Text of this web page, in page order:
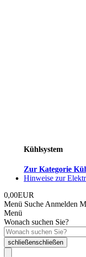
Kühlsystem
Zur Kategorie
Hinweise zur
0,00EUR
Menü Suche Anmelden
Menü
Wonach suchen Sie?
schließenschließen